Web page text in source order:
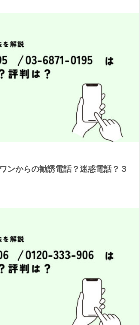
ンからの勧誘電話？迷惑電話？３